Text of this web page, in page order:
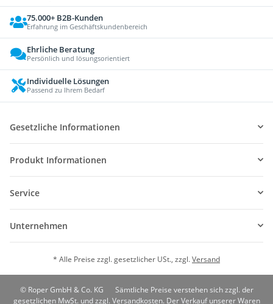
75.000+ B2B-Kunden
Erfahrung im Geschäftskundenbereich
Ehrliche Beratung
Persönlich und lösungsorientiert
Individuelle Lösungen
Passend zu Ihrem Bedarf
Gesetzliche Informationen
Produkt Informationen
Service
Unternehmen
* Alle Preise zzgl. gesetzlicher USt., zzgl.Versand
© Roper GmbH & Co. KG
Sämtliche Preise verstehen sich zzgl. der
gesetzlichen MwSt. und zzgl. Versandkosten. Der Verkauf unserer Waren